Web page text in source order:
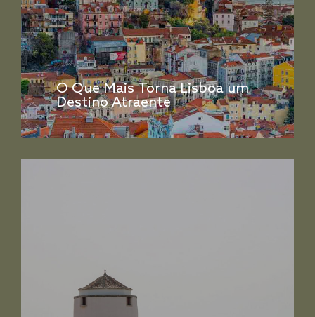
O Que Mais Torna Lisboa um
Destino Atraente